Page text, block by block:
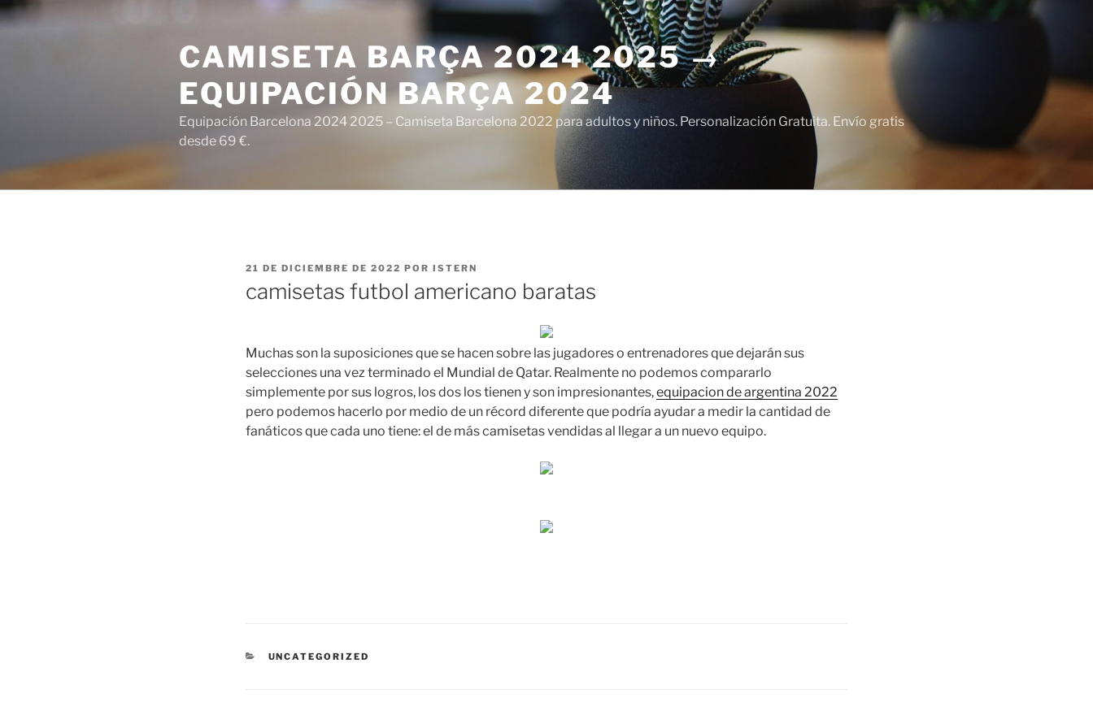
Saltar
al
CAMISETA BARÇA 2024 2025 →
EQUIPACIÓN BARÇA 2024
Equipación Barcelona 2024 2025 – Camiseta Barcelona 2022 para adultos y niños. Personalización Gratuita. Envío gratis
desde 69 €.
PUBLICADO
21 DE DICIEMBRE DE 2022 POR ISTERN
camisetas futbol americano baratas
Muchas son la suposiciones que se hacen sobre las jugadores o entrenadores que dejarán sus
selecciones una vez terminado el Mundial de Qatar. Realmente no podemos compararlo
simplemente por sus logros, los dos los tienen y son impresionantes,equipacion de argentina 2022
pero podemos hacerlo por medio de un récord diferente que podría ayudar a medir la cantidad de
fanáticos que cada uno tiene: el de más camisetas vendidas al llegar a un nuevo equipo.
CATEGORÍAS
UNCATEGORIZED